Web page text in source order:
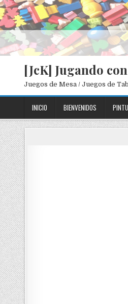
[JcK] Jugando
Juegos de Mesa / Juegos de
INICIO BIENVENIDOS